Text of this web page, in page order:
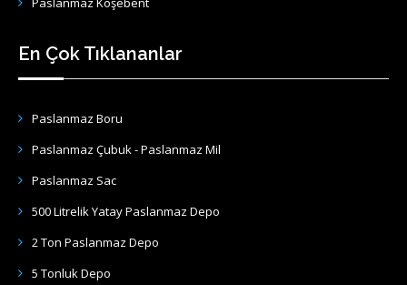
En Çok Tıklananlar
Paslanmaz Boru
Paslanmaz Çubuk - Paslanmaz Mil
Paslanmaz Sac
500 Litrelik Yatay Paslanmaz Depo
2 Ton Paslanmaz Depo
5 Tonluk Depo